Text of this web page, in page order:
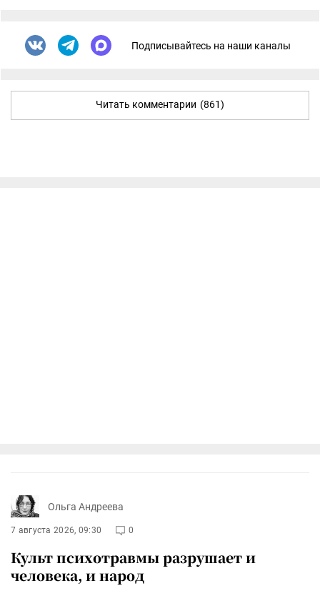
Подписывайтесь на наши каналы
Читать комментарии (861)
Ольга Андреева
7 августа 2026, 09:30 0
Культ психотравмы разрушает и
человека, и народ